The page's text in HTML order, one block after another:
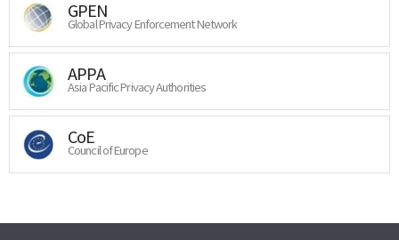
GPEN
Global Privacy Enforcement Network
APPA
Asia Pacific Privacy Authorities
CoE
Council of Europe